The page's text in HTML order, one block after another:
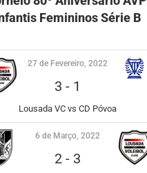
Femininos Série B
27 de Fevereiro, 2022
3 - 1
Lousada VC vs CD Póvoa
6 de Março, 2022
2 - 3